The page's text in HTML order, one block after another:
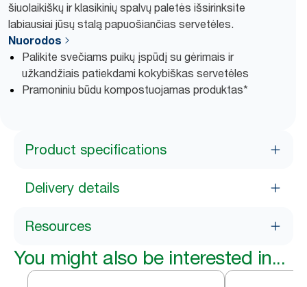
šiuolaikiškų ir klasikinių spalvų paletės išsirinksite
labiausiai jūsų stalą papuošiančias servetėles.
Nuorodos
Palikite svečiams puikų įspūdį su gėrimais ir
užkandžiais patiekdami kokybiškas servetėles
Pramoniniu būdu kompostuojamas produktas*
Product specifications
Delivery details
Resources
You might also be interested in...